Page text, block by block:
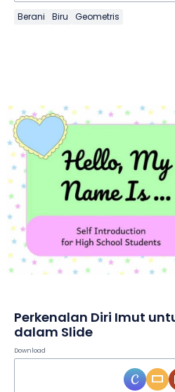
Berani Biru Geometris
Perkenalan Diri Imut
dalam Slide
Download